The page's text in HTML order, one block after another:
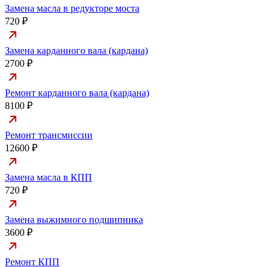
Замена масла в редукторе моста
720 ₽
Замена карданного вала (кардана)
2700 ₽
Ремонт карданного вала (кардана)
8100 ₽
Ремонт трансмиссии
12600 ₽
Замена масла в КПП
720 ₽
Замена выжимного подшипника
3600 ₽
Ремонт КПП